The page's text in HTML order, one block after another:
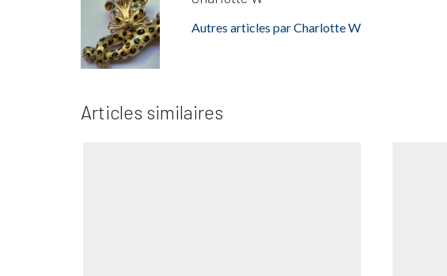
Autres articles par Charlotte W
Articles similaires